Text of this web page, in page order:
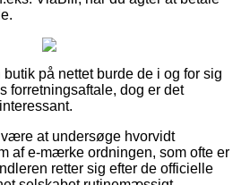
på nettet burde de i og for sig
forretningsaftale, dog er det
at undersøge hvorvidt
af e-mærke ordningen, som ofte er
retter sig efter de officielle